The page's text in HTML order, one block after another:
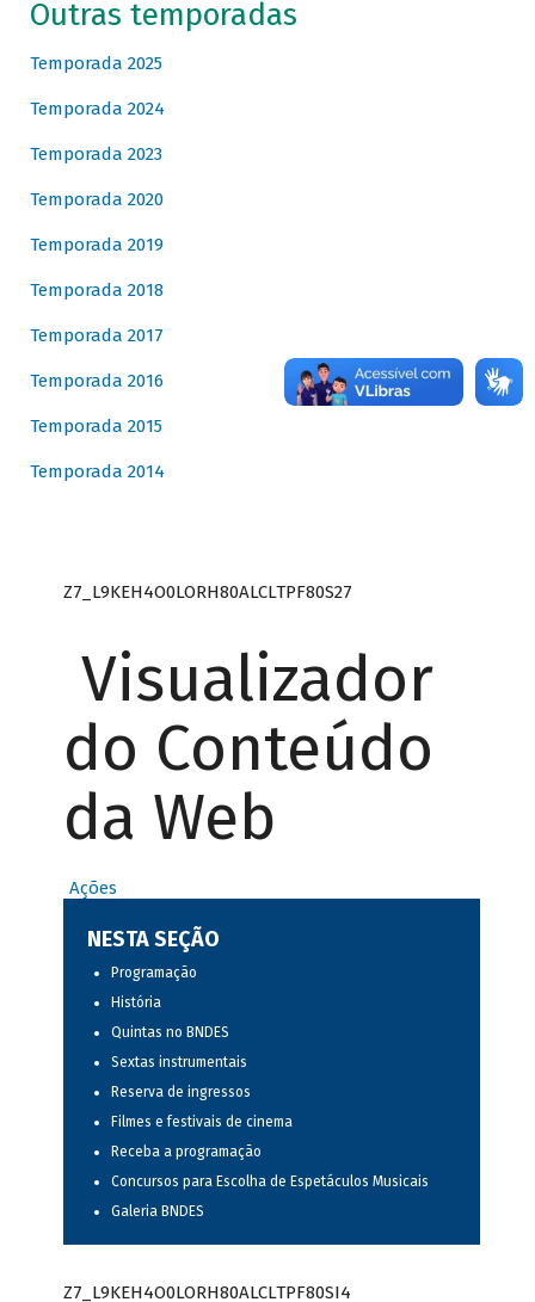
Outras temporadas
Temporada 2025
Temporada 2024
Temporada 2023
Temporada 2020
Temporada 2019
Temporada 2018
Temporada 2017
Temporada 2016
Temporada 2015
Temporada 2014
Z7_L9KEH4O0LORH80ALCLTPF80S27
Visualizador
do Conteúdo
da Web
Ações
NESTA SEÇÃO
Programação
História
Quintas no BNDES
Sextas instrumentais
Reserva de ingressos
Filmes e festivais de cinema
Receba a programação
Concursos para Escolha de Espetáculos Musicais
Galeria BNDES
Z7_L9KEH4O0LORH80ALCLTPF80SI4